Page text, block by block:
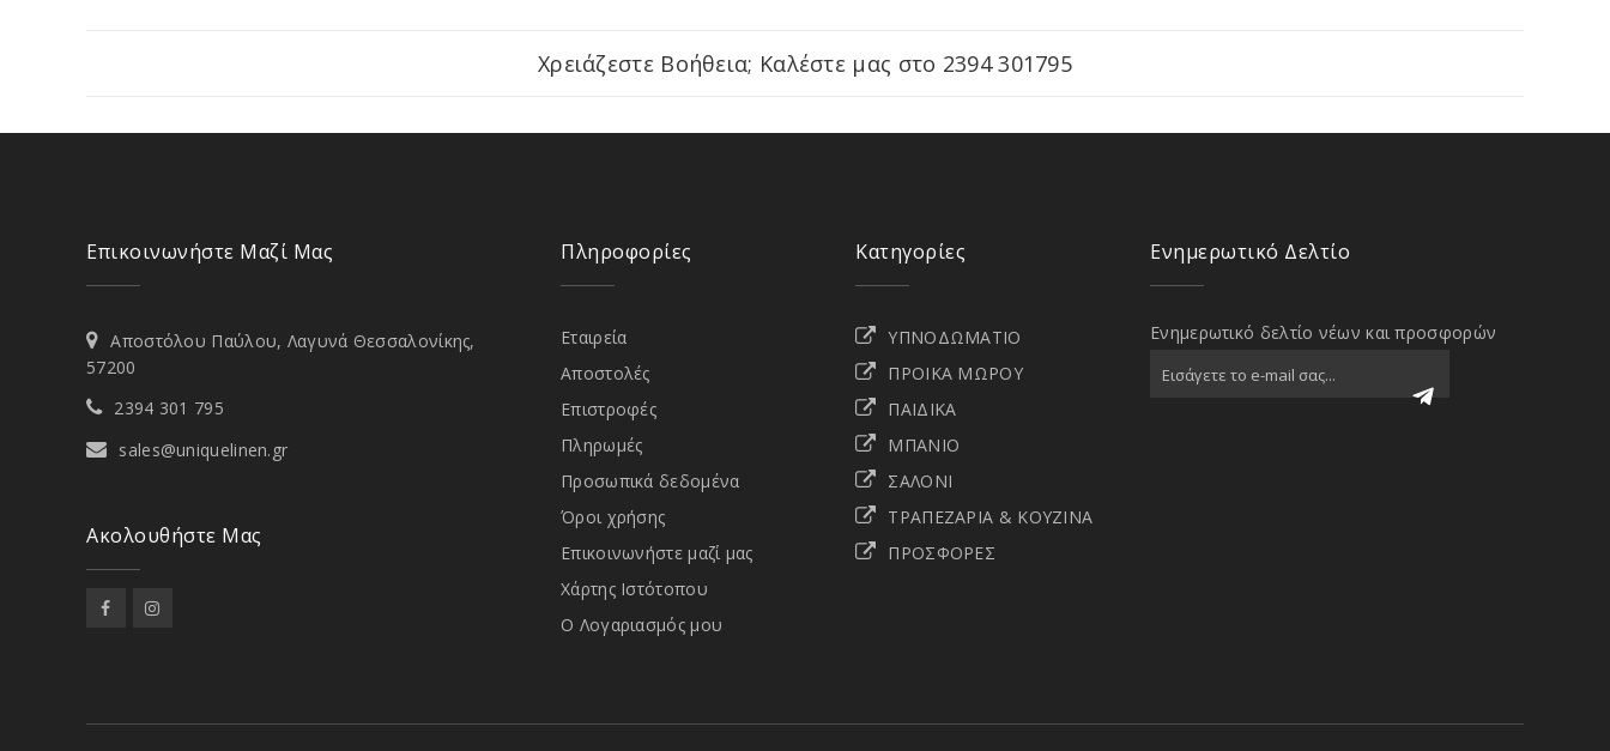
Χρειάζεστε Βοήθεια; Καλέστε μας στο 2394 301795
Επικοινωνήστε Μαζί Μας
Αποστόλου Παύλου, Λαγυνά Θεσσαλονίκης,
57200
2394 301 795
sales@uniquelinen.gr
Ακολουθήστε Μας
Πληροφορίες
Εταιρεία
Αποστολές
Επιστροφές
Πληρωμές
Προσωπικά δεδομένα
Όροι χρήσης
Επικοινωνήστε μαζί μας
Χάρτης Ιστότοπου
Ο Λογαριασμός μου
Κατηγορίες
ΥΠΝΟΔΩΜΑΤΙΟ
ΠΡΟΙΚΑ ΜΩΡΟΥ
ΠΑΙΔΙΚΑ
ΜΠΑΝΙΟ
ΣΑΛΟΝΙ
ΤΡΑΠΕΖΑΡΙΑ & ΚΟΥΖΙΝΑ
ΠΡΟΣΦΟΡΕΣ
Ενημερωτικό Δελτίο
Ενημερωτικό δελτίο νέων και προσφορών